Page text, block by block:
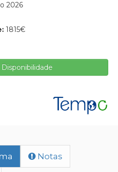
2026
1815€
Notas